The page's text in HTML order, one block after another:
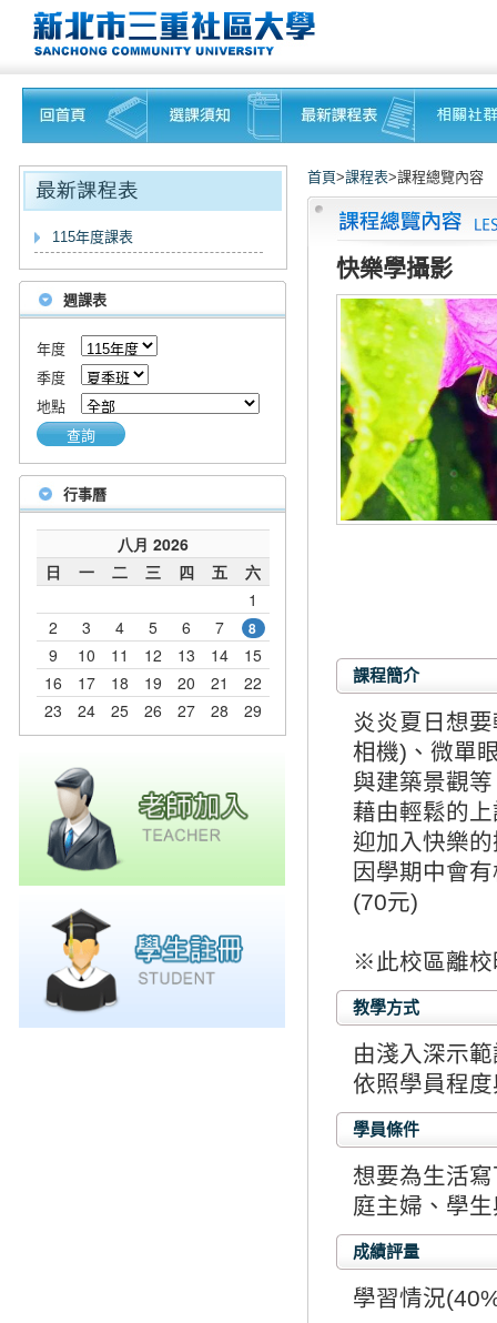
115年度課表
週課表
年度
季度
地點
查詢
行事曆
首頁>課程表>課程總覽內容
快樂學攝影
課程簡介
炎炎夏日想
相機)、微單
與建築景觀
藉由輕鬆的
迎加入快樂
因學期中會
(70元)
※此校區離
教學方式
由淺入深示
依照學員程
學員條件
想要為生活
庭主婦、學
成績評量
學習情況